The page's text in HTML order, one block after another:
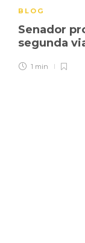
BLOG
Senador
segunda
1 min